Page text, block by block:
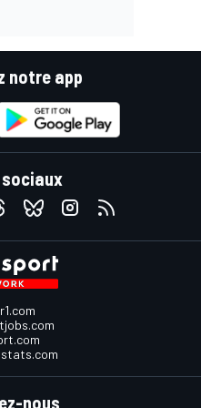
notre app
sociaux
nous